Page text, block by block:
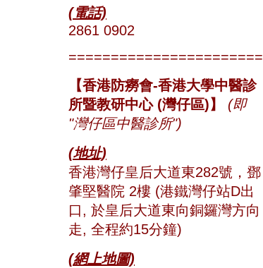
(電話)
2861 0902
=======================
【香港防癆會-香港大學中醫診
所暨教研中心 (灣仔區)】
(即
"灣仔區中醫診所")
(地址)
香港灣仔皇后大道東282號， 鄧
肇堅醫院 2樓 (港鐵灣仔站D出
口, 於皇后大道東向銅鑼灣方向
走, 全程約15分鐘)
(網上地圖)